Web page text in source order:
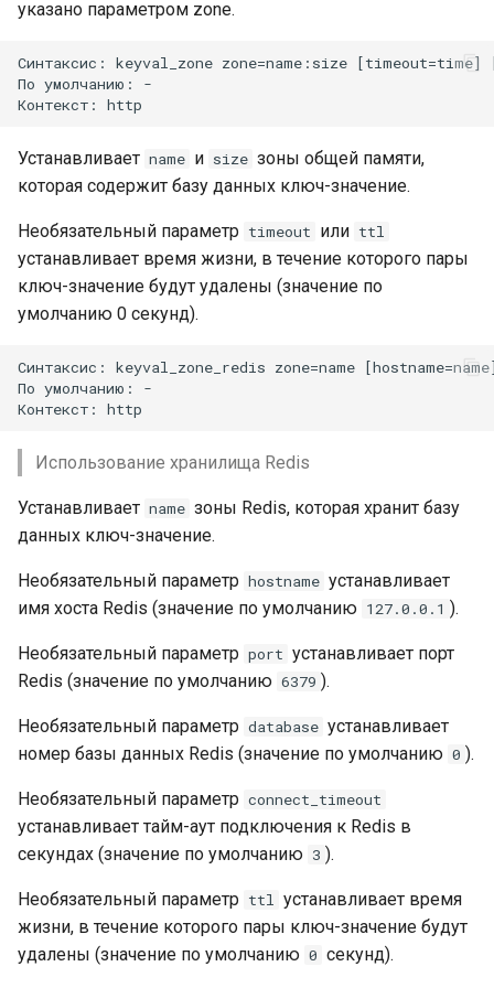
указано параметром zone.
Синтаксис: keyval_zone zone=name:size
По умолчанию: -
Устанавливает name и size зоны общей памяти,
которая содержит базу данных ключ-значение.
Необязательный параметр timeout или ttl
устанавливает время жизни, в течение которого пары
ключ-значение будут удалены (значение по
умолчанию 0 секунд).
Синтаксис: keyval_zone_redis zone=name
По умолчанию: -
Использование хранилища Redis
Устанавливает name зоны Redis, которая хранит базу
данных ключ-значение.
Необязательный параметр hostname устанавливает
имя хоста Redis (значение по умолчанию 127.0.0.1 ).
Необязательный параметр port устанавливает порт
Redis (значение по умолчанию 6379 ).
Необязательный параметр database устанавливает
номер базы данных Redis (значение по умолчанию 0 ).
Необязательный параметр connect_timeout
устанавливает тайм-аут подключения к Redis в
секундах (значение по умолчанию 3 ).
Необязательный параметр ttl устанавливает время
жизни, в течение которого пары ключ-значение будут
удалены (значение по умолчанию 0 секунд).